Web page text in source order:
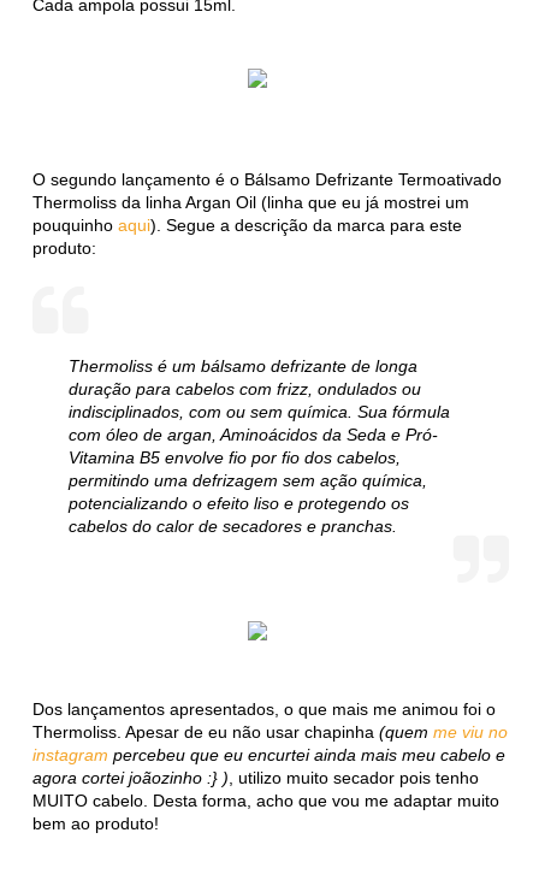
Cada ampola possui 15ml.
O segundo lançamento é o Bálsamo Defrizante Termoativado
Thermoliss da linha Argan Oil (linha que eu já mostrei um
pouquinhoaqui). Segue a descrição da marca para este
produto:
Thermoliss é um bálsamo defrizante de longa
duração para cabelos com frizz, ondulados ou
indisciplinados, com ou sem química. Sua fórmula
com óleo de argan, Aminoácidos da Seda e Pró-
Vitamina B5 envolve fio por fio dos cabelos,
permitindo uma defrizagem sem ação química,
potencializando o efeito liso e protegendo os
cabelos do calor de secadores e pranchas.
Dos lançamentos apresentados, o que mais me animou foi o
Thermoliss. Apesar de eu não usar chapinha(quemme viu no
instagram percebeu que eu encurtei ainda mais meu cabelo e
agora cortei joãozinho :} ) , utilizo muito secador pois tenho
MUITO cabelo. Desta forma, acho que vou me adaptar muito
bem ao produto!